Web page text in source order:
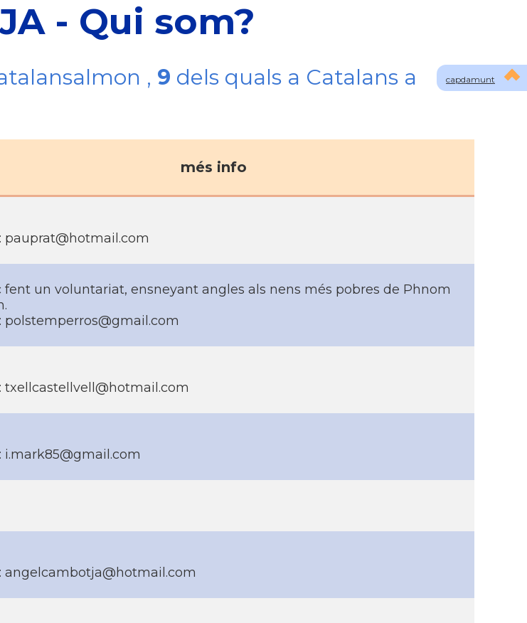
capdamunt
- Qui som?
, 9 dels quals a Catalans a
més info
pauprat@hotmail.com
fent un voluntariat, ensneyant angles als nens més pobres de Phnom
polstemperros@gmail.com
txellcastellvell@hotmail.com
i.mark85@gmail.com
angelcambotja@hotmail.com